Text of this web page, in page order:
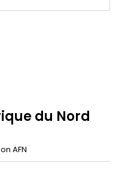
du Nord
AFN